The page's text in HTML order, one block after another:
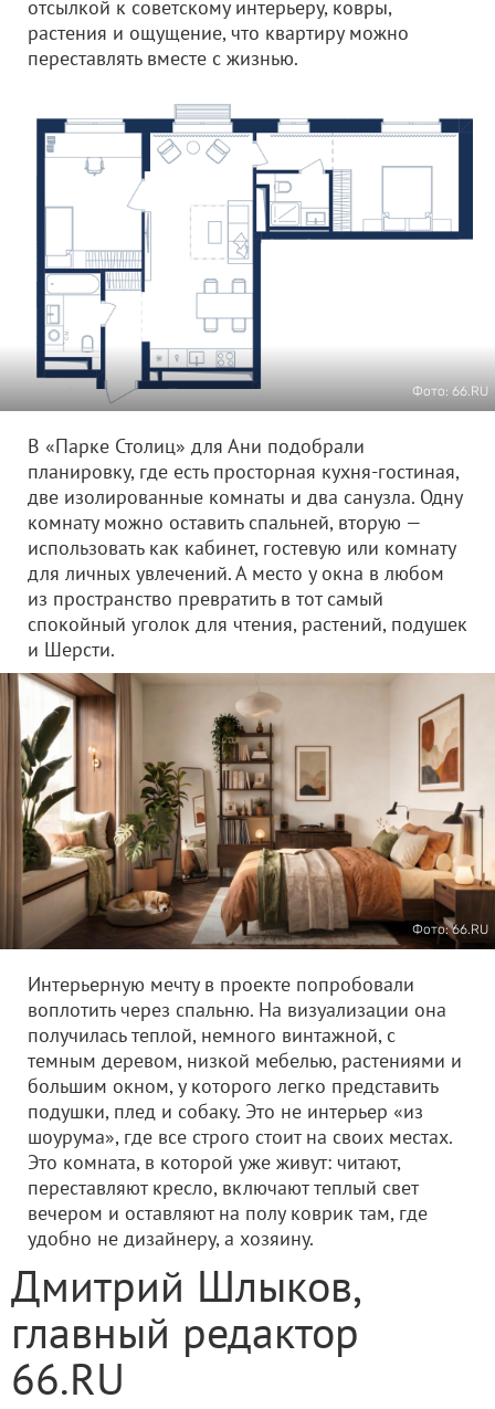
отсылкой к советскому интерьеру, ковры,
растения и ощущение, что квартиру можно
переставлять вместе с жизнью.
Фото: 66.RU
В «Парке Столиц» для Ани подобрали
планировку, где есть просторная кухня-гостиная,
две изолированные комнаты и два санузла. Одну
комнату можно оставить спальней, вторую —
использовать как кабинет, гостевую или комнату
для личных увлечений. А место у окна в любом
из пространство превратить в тот самый
спокойный уголок для чтения, растений, подушек
и Шерсти.
Фото: 66.RU
Интерьерную мечту в проекте попробовали
воплотить через спальню. На визуализации она
получилась теплой, немного винтажной, с
темным деревом, низкой мебелью, растениями и
большим окном, у которого легко представить
подушки, плед и собаку. Это не интерьер «из
шоурума», где все строго стоит на своих местах.
Это комната, в которой уже живут: читают,
переставляют кресло, включают теплый свет
вечером и оставляют на полу коврик там, где
удобно не дизайнеру, а хозяину.
Дмитрий Шлыков,
главный редактор
66.RU